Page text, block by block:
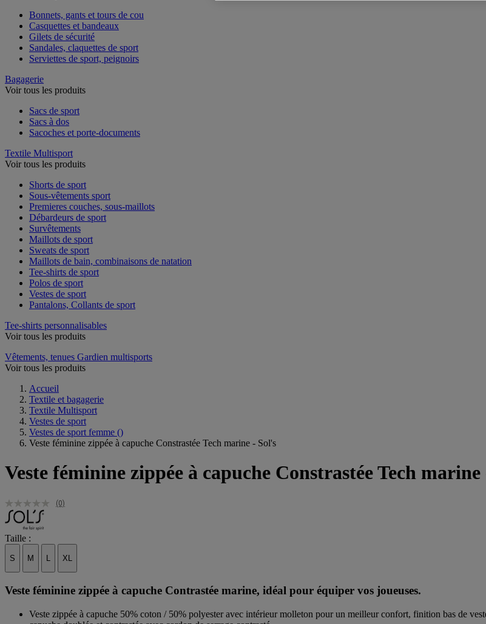
Bonnets, gants et tours de cou
Casquettes et bandeaux
Gilets de sécurité
Sandales, claquettes de sport
Serviettes de sport, peignoirs
Bagagerie
Voir tous les produits
Sacs de sport
Sacs à dos
Sacoches et porte-documents
Textile Multisport
Voir tous les produits
Shorts de sport
Sous-vêtements sport
Premieres couches, sous-maillots
Débardeurs de sport
Survêtements
Maillots de sport
Sweats de sport
Maillots de bain, combinaisons de natation
Tee-shirts de sport
Polos de sport
Vestes de sport
Pantalons, Collants de sport
Tee-shirts personnalisables
Voir tous les produits
Vêtements, tenues Gardien multisports
Voir tous les produits
Accueil
Textile et bagagerie
Textile Multisport
Vestes de sport
Vestes de sport femme ()
Veste féminine zippée à capuche Constrastée Tech marine - Sol's
Veste féminine zippée à capuche Constrastée Tech marine
(0)
Taille :
S M L XL
Veste féminine zippée à capuche Contrastée marine, idéal pour équiper vos joueuses.
Veste zippée à capuche 50% coton / 50% polyester avec intérieur molleton pour un meilleur confort, finition bas de